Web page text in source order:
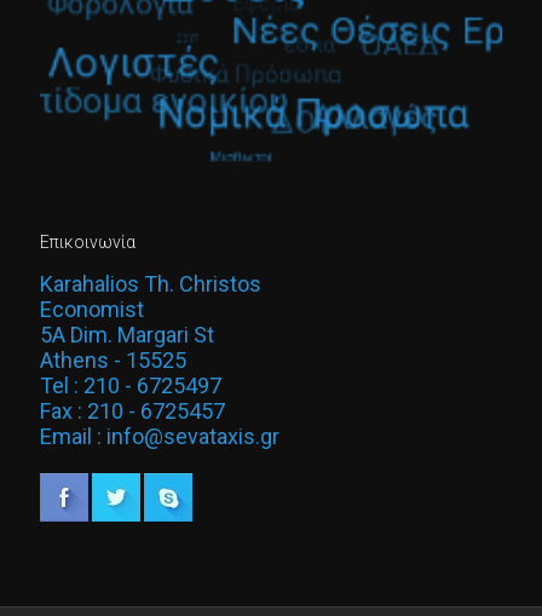
Επικοινωνία
Karahalios Th. Christos
Economist
5A Dim. Margari St
Athens - 15525
Tel : 210 - 6725497
Fax : 210 - 6725457
Email : info@sevataxis.gr